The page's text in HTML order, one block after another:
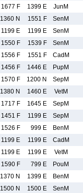
1677 F 1399 E JunM
1360 N 1551 F SenM
1199 E 1199 E SenM
1550 F 1539 F SenM
1556 F 1551 F CadM
1456 F 1446 E PupM
1570 F 1200 N SepM
1380 N 1460 E VetM
1717 F 1645 E SepM
1451 F 1199 E SepM
1526 F 999 E BenM
1199 E 1199 E CadM
1199 E 1199 E VetM
1590 F 799 E PouM
1370 N 1399 E BenM
1500 N 1500 E SenM